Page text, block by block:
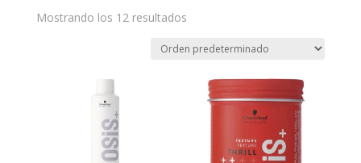
Mostrando los 12 resultados